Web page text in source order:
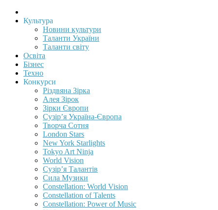
Культура
Новини культури
Таланти України
Таланти світу
Освіта
Бізнес
Техно
Конкурси
Різдвяна Зірка
Алея Зірок
Зірки Європи
Сузір’я Україна-Європа
Творча Сотня
London Stars
New York Starlights
Tokyo Art Ninja
World Vision
Сузір’я Талантів
Сила Музики
Constellation: World Vision
Constellation of Talents
Constellation: Power of Music